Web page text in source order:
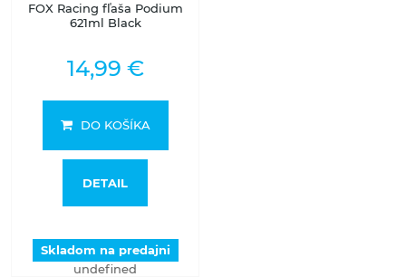
FOX Racing fľaša Podium
621ml Black
14,99 €
DO KOŠÍKA
DETAIL
Skladom na predajni
undefined